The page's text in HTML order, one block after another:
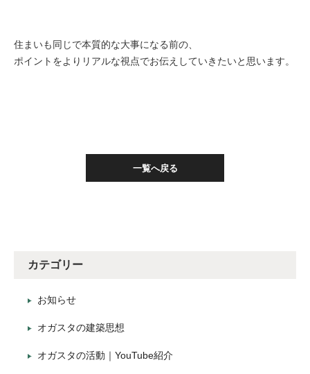
住まいも同じで本質的な大事になる前の、
ポイントをよりリアルな視点でお伝えしていきたいと思います。
一覧へ戻る
カテゴリー
お知らせ
オガスタの建築思想
オガスタの活動｜YouTube紹介